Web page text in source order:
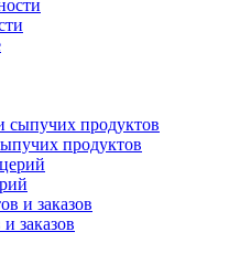
продуктов
заказов